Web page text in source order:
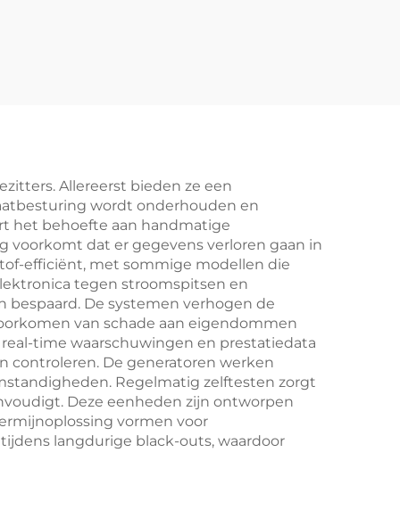
Allereerst bieden ze een
wordt onderhouden en
het behoefte aan handmatige
voorkomt dat er gegevens verloren gaan in
efficiënt, met sommige modellen die
tegen stroomspitsen en
De systemen verhogen de
van schade aan eigendommen
time waarschuwingen en prestatiedata
controleren. De generatoren werken
Regelmatig zelftesten zorgt
Deze eenheden zijn ontworpen
vormen voor
langdurige black-outs, waardoor